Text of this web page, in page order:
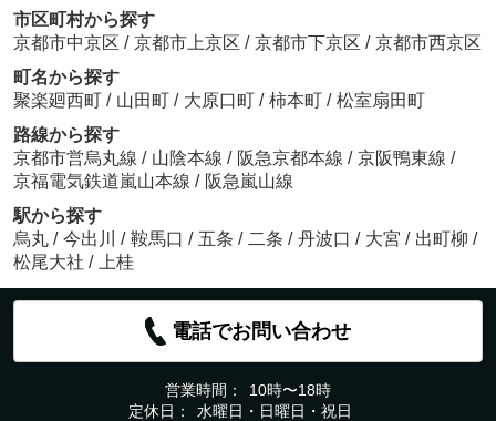
市区町村から探す
京都市中京区 / 京都市上京区 / 京都市下京区 / 京都市西京区
町名から探す
聚楽廻西町 / 山田町 / 大原口町 / 柿本町 / 松室扇田町
路線から探す
京都市営烏丸線 / 山陰本線 / 阪急京都本線 / 京阪鴨東線 /
京福電気鉄道嵐山本線 / 阪急嵐山線
駅から探す
烏丸 / 今出川 / 鞍馬口 / 五条 / 二条 / 丹波口 / 大宮 / 出町柳 /
松尾大社 / 上桂
電話でお問い合わせ
営業時間：
10時〜18時
定休日：
水曜日・日曜日・祝日